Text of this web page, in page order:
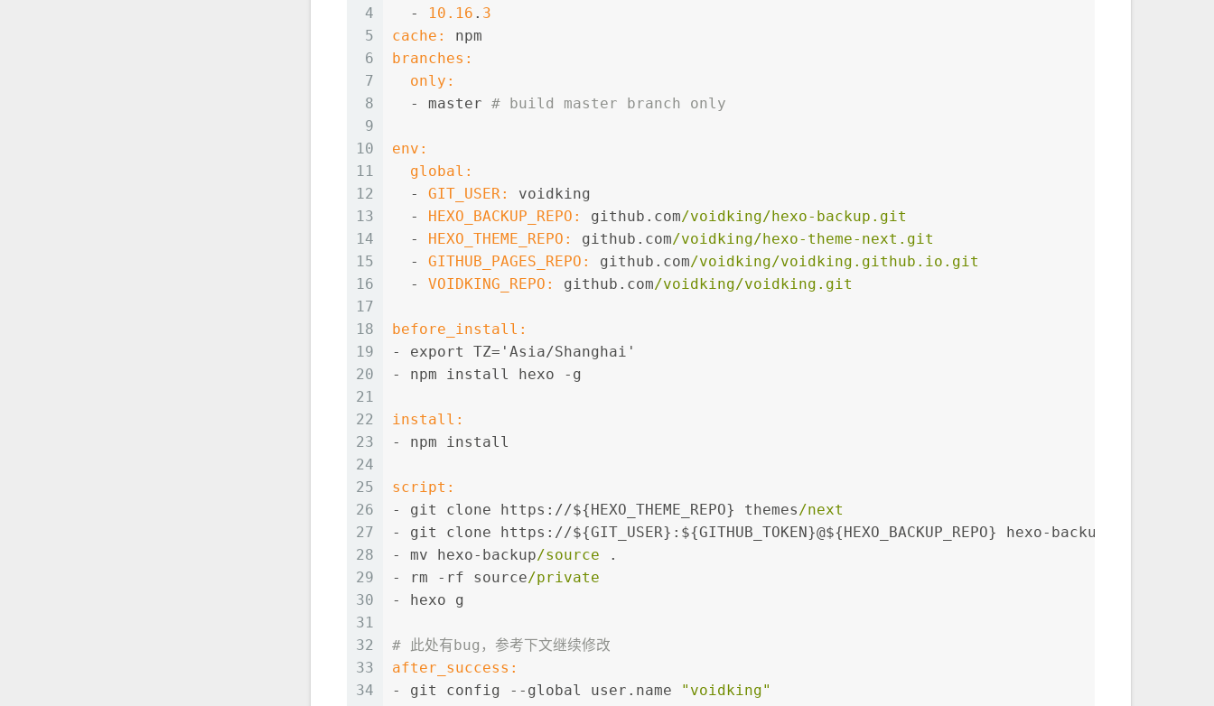
4
5
6
7
8
9
10
11
12
13
14
15
16
17
18
19
20
21
22
23
24
25
26
27
28
29
30
31
32
33
34
-
10.16 . 3
cache:
npm
branches:
only:
-
master # build master branch only
env:
global:
-
GIT_USER:
voidking
-
HEXO_BACKUP_REPO: github.com/voidking/hexo-backup.git
-
HEXO_THEME_REPO: github.com/voidking/hexo-theme-next.git
-
GITHUB_PAGES_REPO: github.com/voidking/voidking.github.io.git
-
VOIDKING_REPO: github.com/voidking/voidking.git
before_install:
-
export TZ= 'Asia/Shanghai'
-
npm install hexo - g
install:
-
npm install
script:
-
git clone https: //${HEXO_THEME_REPO} themes/next
-
git clone https: //${GIT_USER}:${GITHUB_TOKEN}@${HEXO_BACKUP_REPO} hexo-backup
-
mv hexo-backup/source .
-
rm - rf source/private
-
hexo g
# 此处有bug，参考下文继续修改
after_success:
-
git config - -global user.name
"voidking"